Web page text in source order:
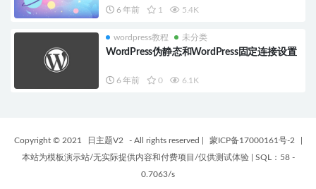
6 年前 1 5.4K
wordpress教程 未分类
WordPress伪静态和WordPress固定连接设置
6 年前 0 6.1K
Copyright © 2021 日主题V2 - All rights reserved 蒙ICP备17000161号-2
本站为模板演示站/无实际提供内容和付费项目/仅供测试体验
SQL：58 -
0.7063/s